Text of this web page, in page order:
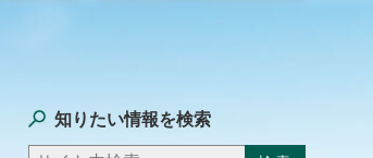
知りたい情報を検索